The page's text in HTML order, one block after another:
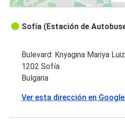
Sofía (Estación de
Bulevard: Knyagina Mariya
1202 Sofía
Bulgaria
Ver esta dirección en